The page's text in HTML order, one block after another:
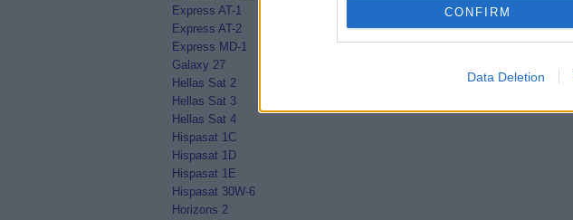
CONFIRM
Data Deletion
Express AT-1
Express AT-2
Express MD-1
Galaxy 27
Hellas Sat 2
Hellas Sat 3
Hellas Sat 4
Hispasat 1C
Hispasat 1D
Hispasat 1E
Hispasat 30W-6
Horizons 2